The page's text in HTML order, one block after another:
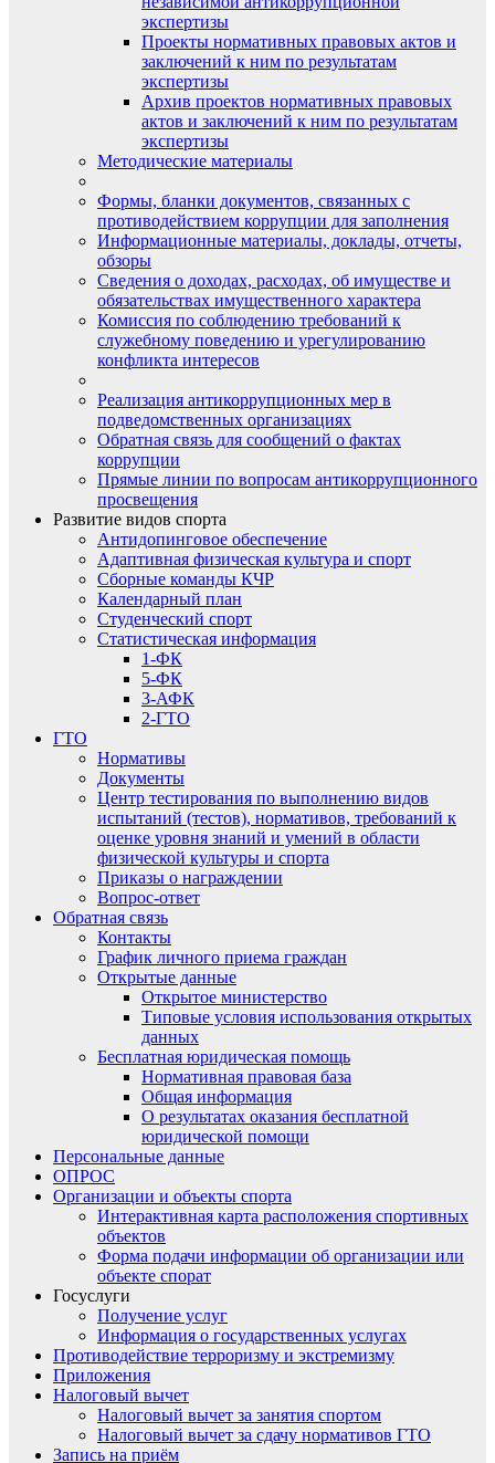
экспертизы
Проекты нормативных правовых актов и
заключений к ним по результатам
экспертизы
Архив проектов нормативных правовых
актов и заключений к ним по результатам
экспертизы
Методические материалы
Формы, бланки документов, связанных с
противодействием коррупции для заполнения
Информационные материалы, доклады, отчеты,
обзоры
Сведения о доходах, расходах, об имуществе и
обязательствах имущественного характера
Комиссия по соблюдению требований к
служебному поведению и урегулированию
конфликта интересов
Реализация антикоррупционных мер в
подведомственных организациях
Обратная связь для сообщений о фактах
коррупции
Прямые линии по вопросам антикоррупционного
просвещения
Развитие видов спорта
Антидопинговое обеспечение
Адаптивная физическая культура и спорт
Сборные команды КЧР
Календарный план
Студенческий спорт
Статистическая информация
1-ФК
5-ФК
3-АФК
2-ГТО
ГТО
Нормативы
Документы
Центр тестирования по выполнению видов
испытаний (тестов), нормативов, требований к
оценке уровня знаний и умений в области
физической культуры и спорта
Приказы о награждении
Вопрос-ответ
Обратная связь
Контакты
График личного приема граждан
Открытые данные
Открытое министерство
Типовые условия использования открытых
данных
Бесплатная юридическая помощь
Нормативная правовая база
Общая информация
О результатах оказания бесплатной
юридической помощи
Персональные данные
ОПРОС
Организации и объекты спорта
Интерактивная карта расположения спортивных
объектов
Форма подачи информации об организации или
объекте спорат
Госуслуги
Получение услуг
Информация о государственных услугах
Противодействие терроризму и экстремизму
Приложения
Налоговый вычет
Налоговый вычет за занятия спортом
Налоговый вычет за сдачу нормативов ГТО
Запись на приём